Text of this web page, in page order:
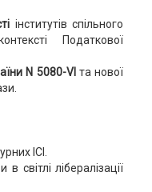
інститутів спільного
Податкової
N 5080-VI та нової
ІСІ.
світлі лібералізації